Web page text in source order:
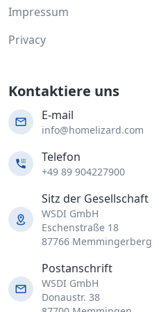
Impressum
Privacy
Kontaktiere uns
E-mail
info@homelizard.com
Telefon
+49 89 904227900
Sitz der Gesellschaft
WSDI GmbH
Eschenstraße 18
87766 Memmingerberg
Postanschrift
WSDI GmbH
Donaustr. 38